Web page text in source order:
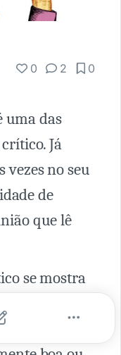
0 2 0
uma das
Já
no seu
de
que lê
se mostra
uma